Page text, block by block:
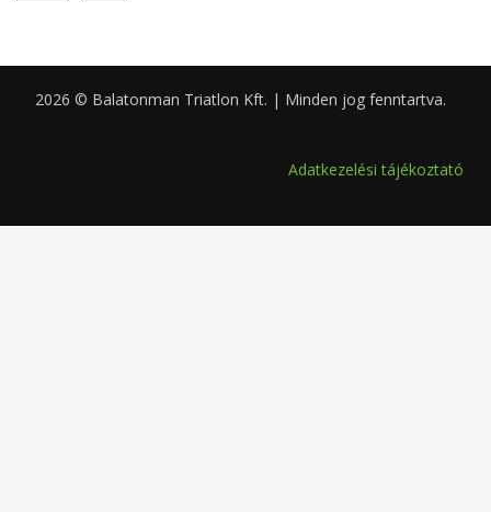
2026 © Balatonman Triatlon Kft. | Minden jog fenntartva.
Adatkezelési tájékoztató